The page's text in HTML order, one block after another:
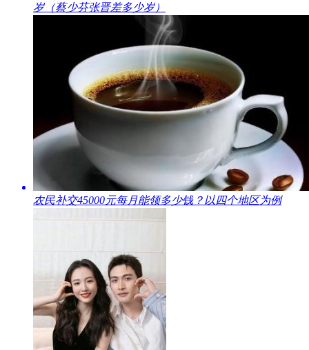
岁（蔡少芬张晋差多少岁）
​农民补交45000元每月能领多少钱？以四个地区为例